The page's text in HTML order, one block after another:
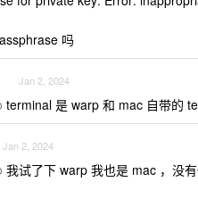
吗
Jan 2, 2024
terminal 是 warp 和 mac 自带的
Jan 2, 2024
我试了下 warp 我也是 mac ，没